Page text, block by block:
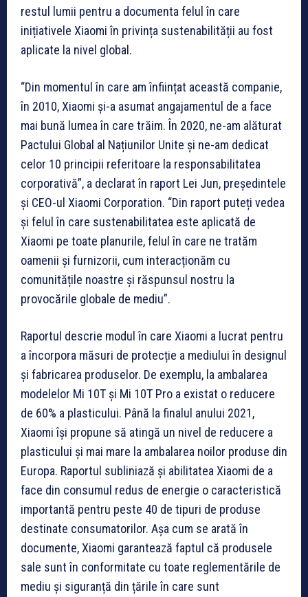
restul lumii pentru a documenta felul în care
inițiativele Xiaomi în privința sustenabilității au fost
aplicate la nivel global.
“Din momentul în care am înființat această companie,
în 2010, Xiaomi și-a asumat angajamentul de a face
mai bună lumea în care trăim. În 2020, ne-am alăturat
Pactului Global al Națiunilor Unite și ne-am dedicat
celor 10 principii referitoare la responsabilitatea
corporativă”, a declarat în raport Lei Jun, președintele
și CEO-ul Xiaomi Corporation. “Din raport puteți vedea
și felul în care sustenabilitatea este aplicată de
Xiaomi pe toate planurile, felul în care ne tratăm
oamenii și furnizorii, cum interacționăm cu
comunitățile noastre și răspunsul nostru la
provocările globale de mediu”.
Raportul descrie modul în care Xiaomi a lucrat pentru
a încorpora măsuri de protecție a mediului în designul
și fabricarea produselor. De exemplu, la ambalarea
modelelor Mi 10T și Mi 10T Pro a existat o reducere
de 60% a plasticului. Până la finalul anului 2021,
Xiaomi își propune să atingă un nivel de reducere a
plasticului și mai mare la ambalarea noilor produse din
Europa. Raportul subliniază și abilitatea Xiaomi de a
face din consumul redus de energie o caracteristică
importantă pentru peste 40 de tipuri de produse
destinate consumatorilor. Așa cum se arată în
documente, Xiaomi garantează faptul că produsele
sale sunt în conformitate cu toate reglementările de
mediu și siguranță din țările în care sunt